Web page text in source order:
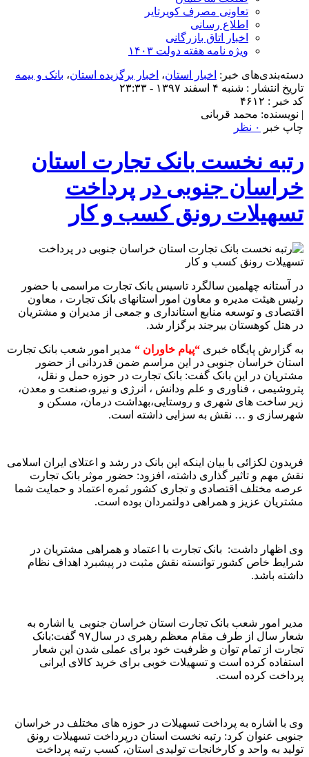
تعاونی مصرف کویرتایر
اطلاع رسانی
اخبار اتاق بازرگانی
ویژه نامه هفته دولت ۱۴۰۳
دسته‌بندی‌های خبر: اخبار استان، اخبار برگزیده استان، بانک و بیمه
تاریخ انتشار : شنبه ۴ اسفند ۱۳۹۷ - ۲۳:۳۳
کد خبر : ۴۶۱۲
| نویسنده: محمد قربانی
چاپ خبر
۰ نظر
رتبه نخست بانک تجارت استان
خراسان جنوبی در پرداخت
تسهیلات رونق کسب و کار
در آستانه چهلمین سالگرد تاسیس بانک تجارت مراسمی با حضور
رئیس هیئت مدیره و معاون امور استانهای بانک تجارت ، معاون
اقتصادی و توسعه منابع استانداری و جمعی از مدیران و مشتریان
در هتل کوهستان بیرجند برگزار شد.
به گزارش پایگاه خبری “پیام خاوران “ مدیر امور شعب بانک تجارت
استان خراسان جنوبی در این مراسم ضمن قدردانی از حضور
مشتریان در این بانک گفت: بانک تجارت در حوزه حمل و نقل،
پتروشیمی ، فناوری و علم ودانش ، انرژی و نیرو،صنعت و معدن،
زیر ساخت های شهری و روستایی،بهداشت درمان، مسکن و
شهرسازی و … نقش به سزایی داشته است.
فریدون لکزائی با بیان اینکه این بانک در رشد و اعتلای ایران اسلامی
نقش مهم و تاثیر گذاری داشته، افزود: حضور موثر بانک تجارت
عرصه مختلف اقتصادی و تجاری کشور ثمره اعتماد و حمایت شما
مشتریان عزیز و همراهی دولتمردان بوده است.
وی اظهار داشت: بانک تجارت با اعتماد و همراهی مشتریان در
شرایط خاص کشور توانسته نقش مثبت در پیشبرد اهداف نظام
داشته باشد.
مدیر امور شعب بانک تجارت استان خراسان جنوبی یا اشاره به
شعار سال از طرف مقام معظم رهبری در سال۹۷ گفت:بانک
تجارت از تمام توان و ظرفیت خود برای عملی شدن این شعار
استفاده کرده است و تسهیلات خوبی برای خرید کالای ایرانی
پرداخت کرده است.
وی با اشاره به پرداخت تسهیلات در حوزه های مختلف در خراسان
جنوبی عنوان کرد: رتبه نخست استان درپرداخت تسهیلات رونق
تولید به واحد و کارخانجات تولیدی استان، کسب رتبه پرداخت